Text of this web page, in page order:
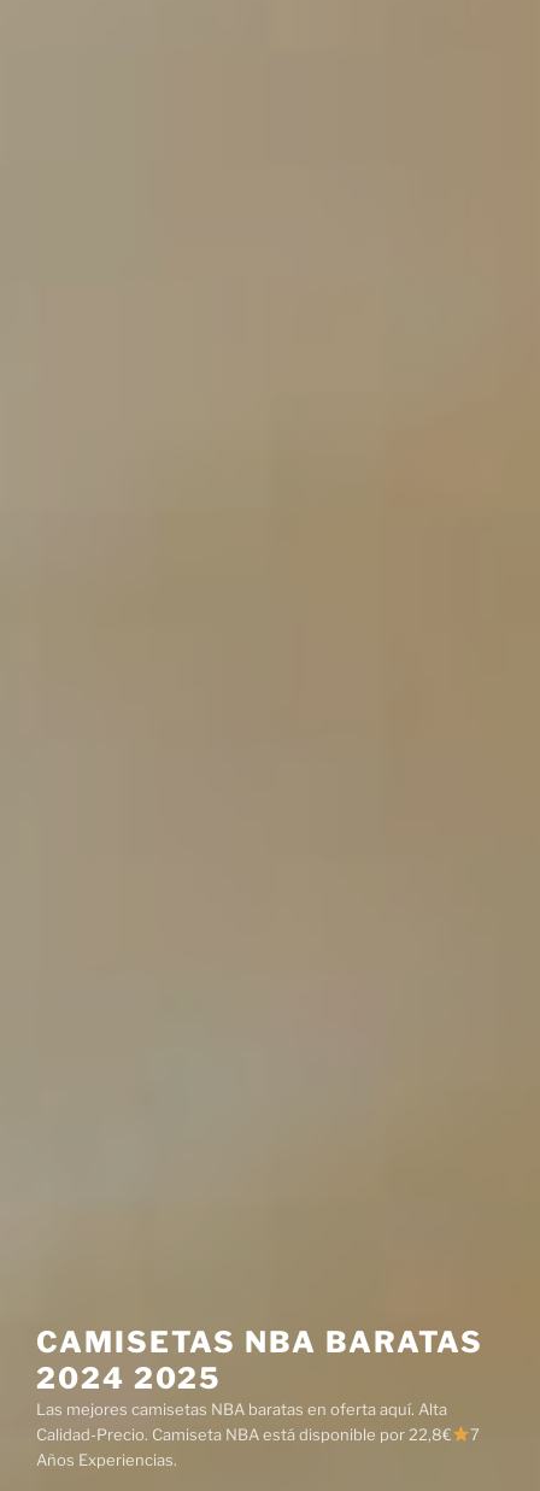
CAMISETAS NBA BARATAS
2024 2025
Las mejores camisetas NBA baratas en oferta aquí. Alta
Calidad-Precio. Camiseta NBA está disponible por 22,8€
7
Años Experiencias.